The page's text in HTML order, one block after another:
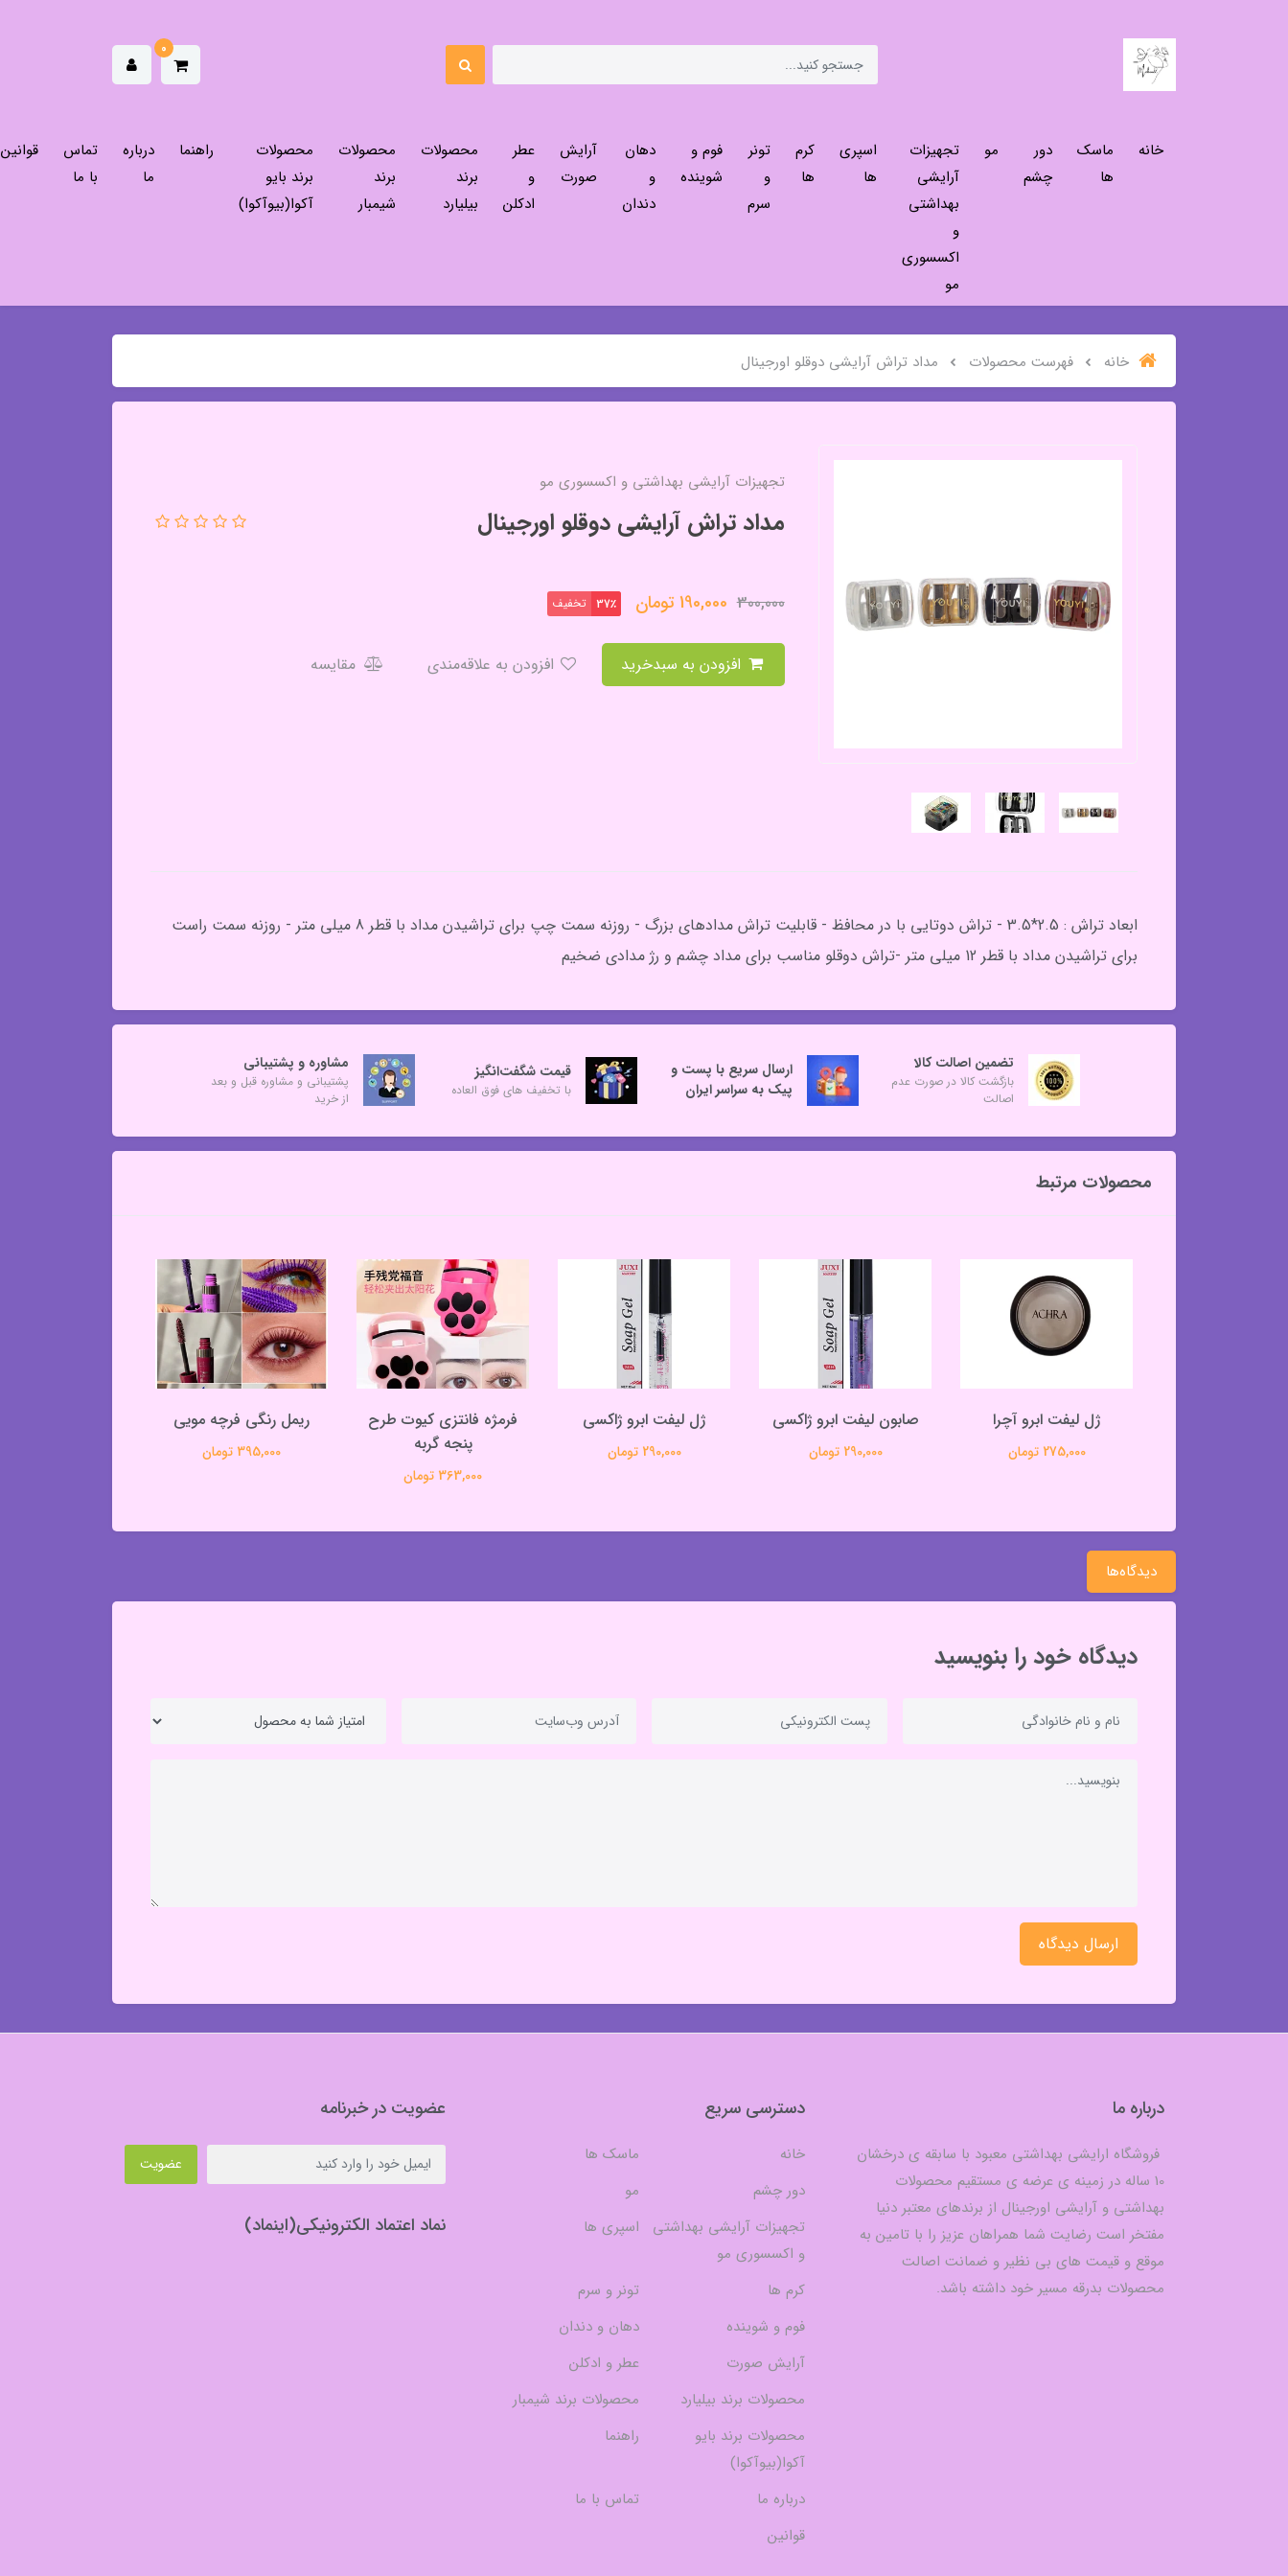
0
خانه
ماسک
ها
دور
چشم
مو
تجهیزات
آرایشی
بهداشتی
و
اکسسوری
مو
اسپری
ها
کرم
ها
تونر
و
سرم
فوم و
شوینده
دهان
و
دندان
آرایش
صورت
عطر
و
ادکلن
محصولات
برند
بیلیارد
محصولات
برند
شیمبار
محصولات
برند بایو
آکوا(بیوآکوا)
راهنما
درباره
ما
تماس
با ما
قوانین
خانه فهرست محصولات مداد تراش آرایشی دوقلو اورجینال
تجهیزات آرایشی بهداشتی و اکسسوری مو
مداد تراش آرایشی دوقلو اورجینال
300,000
190,000تومان 37٪ تخفیف
مقایسه
ابعاد تراش : 2.5*3.5 - تراش دوتایی با در محافظ - قابلیت تراش مداد‌های بزرگ - روزنه سمت چپ برای تراشیدن مداد با قطر 8 میلی متر - روزنه سمت راست
برای تراشیدن مداد با قطر 12 میلی متر -تراش دوقلو مناسب برای مداد چشم و رژ مدادی ضخیم
تضمین اصالت کالا
بازگشت کالا در صورت عدم
اصالت
ارسال سریع با پست و
پیک به سراسر ایران
قیمت شگفت‌انگیز
با تخفیف های فوق العاده
مشاوره و پشتیبانی
پشتیبانی و مشاوره قبل و بعد
از خرید
محصولات مرتبط
ژل لیفت ابرو آچرا
275,000 تومان
صابون لیفت ابرو ژاکسی
290,000 تومان
ژل لیفت ابرو ژاکسی
290,000 تومان
فرمژه فانتزی کیوت طرح
پنجه گربه
363,000 تومان
ریمل رنگی فرچه مویی
395,000 تومان
دیدگاه‌ها
دیدگاه خود را بنویسید
ارسال دیدگاه
درباره ما
فروشگاه ارایشی بهداشتی معبود با سابقه ی درخشان
10 ساله در زمینه ی عرضه ی مستقیم محصولات
بهداشتی و آرایشی اورجینال از برندهای معتبر دنیا
مفتخر است رضایت شما همراهان عزیز را با تامین به
موقع و قیمت های بی نظیر و ضمانت اصالت
محصولات بدرقه مسیر خود داشته باشد.
دسترسی سریع
خانه
ماسک ها
دور چشم
مو
تجهیزات آرایشی بهداشتی
و اکسسوری مو
اسپری ها
کرم ها
تونر و سرم
فوم و شوینده
دهان و دندان
آرایش صورت
عطر و ادکلن
محصولات برند بیلیارد
محصولات برند شیمبار
محصولات برند بایو
آکوا(بیوآکوا)
راهنما
درباره ما
تماس با ما
قوانین
عضویت در خبرنامه
عضویت
نماد اعتماد الکترونیکی(اینماد)